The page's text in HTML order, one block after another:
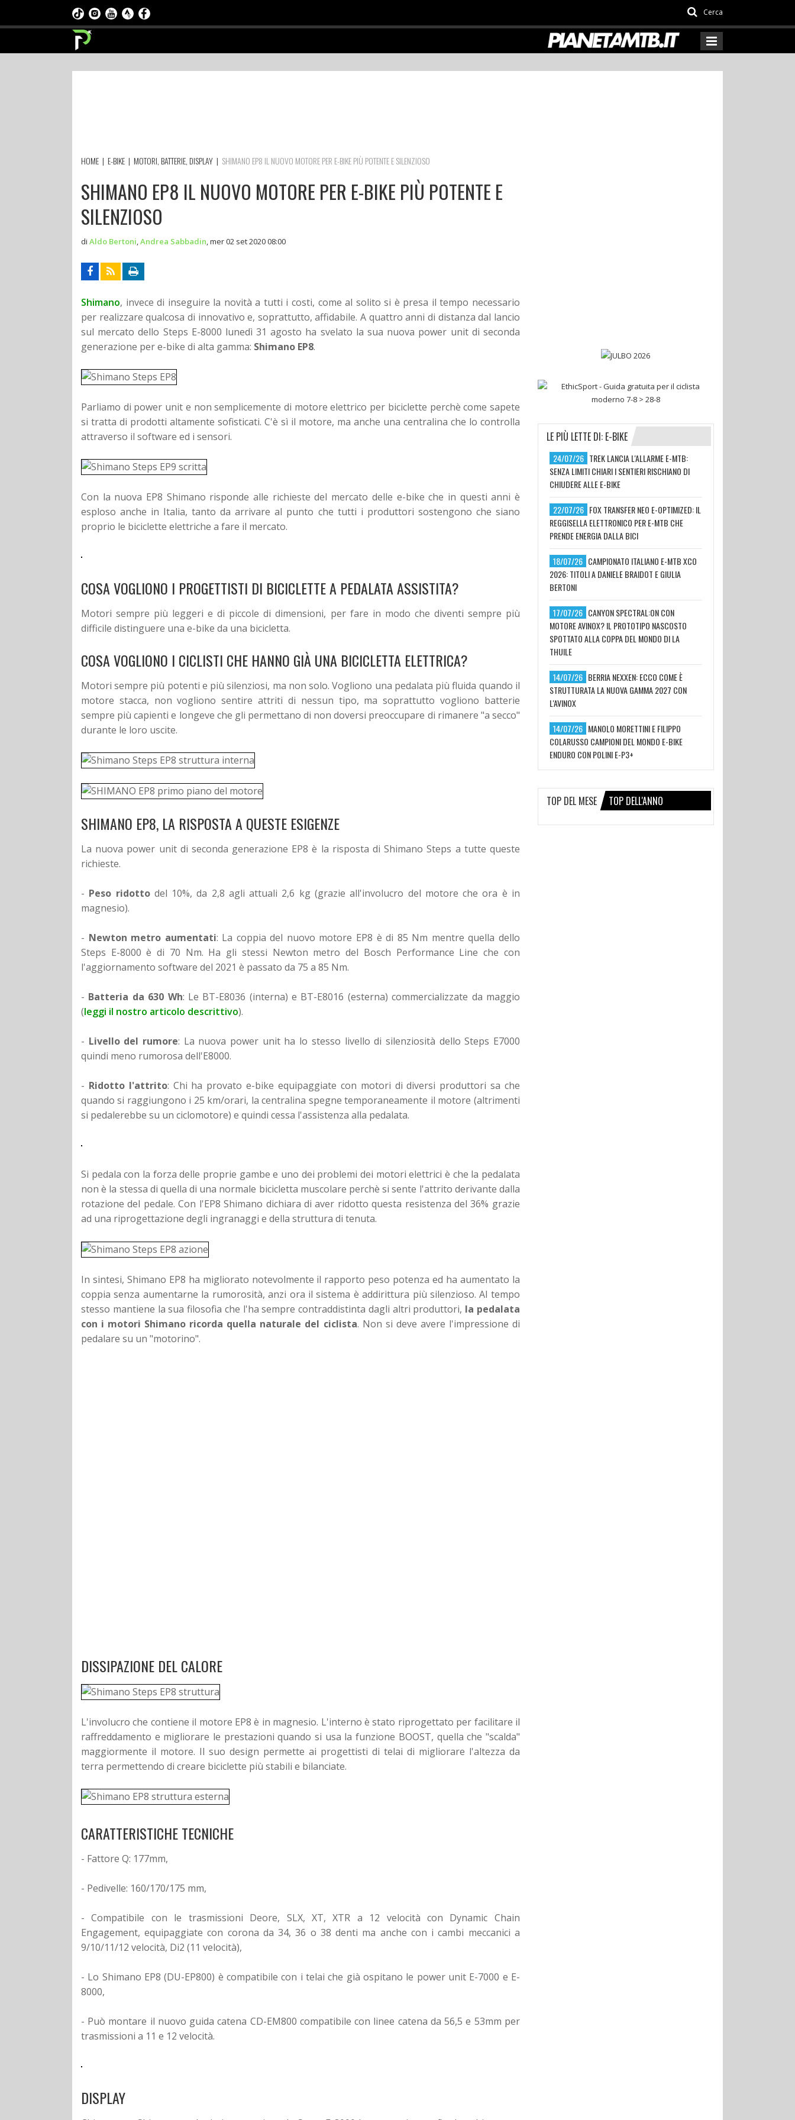
Cerca
HOME | E-BIKE | MOTORI, BATTERIE, DISPLAY | SHIMANO EP8 IL NUOVO MOTORE PER E-BIKE PIÙ POTENTE E SILENZIOSO
SHIMANO EP8 IL NUOVO MOTORE PER E-BIKE PIÙ POTENTE E
SILENZIOSO
di Aldo Bertoni Andrea Sabbadin mer 02 set 2020 08:00
Shimano, invece di inseguire la novità a tutti i costi, come al solito si è presa il tempo necessario
per realizzare qualcosa di innovativo e, soprattutto, affidabile. A quattro anni di distanza dal lancio
sul mercato dello Steps E-8000 lunedì 31 agosto ha svelato la sua nuova power unit di seconda
generazione per e-bike di alta gamma: Shimano EP8.
Parliamo di power unit e non semplicemente di motore elettrico per biciclette perchè come sapete
si tratta di prodotti altamente sofisticati. C'è sì il motore, ma anche una centralina che lo controlla
attraverso il software ed i sensori.
Con la nuova EP8 Shimano risponde alle richieste del mercato delle e-bike che in questi anni è
esploso anche in Italia, tanto da arrivare al punto che tutti i produttori sostengono che siano
proprio le biciclette elettriche a fare il mercato.
COSA VOGLIONO I PROGETTISTI DI BICICLETTE A PEDALATA ASSISTITA?
Motori sempre più leggeri e di piccole di dimensioni, per fare in modo che diventi sempre più
difficile distinguere una e-bike da una bicicletta.
COSA VOGLIONO I CICLISTI CHE HANNO GIÀ UNA BICICLETTA ELETTRICA?
Motori sempre più potenti e più silenziosi, ma non solo. Vogliono una pedalata più fluida quando il
motore stacca, non vogliono sentire attriti di nessun tipo, ma soprattutto vogliono batterie
sempre più capienti e longeve che gli permettano di non doversi preoccupare di rimanere "a secco"
durante le loro uscite.
SHIMANO EP8, LA RISPOSTA A QUESTE ESIGENZE
La nuova power unit di seconda generazione EP8 è la risposta di Shimano Steps a tutte queste
richieste.
- Peso ridottodel 10%, da 2,8 agli attuali 2,6 kg (grazie all'involucro del motore che ora è in
magnesio).
- Newton metro aumentati: La coppia del nuovo motore EP8 è di 85 Nm mentre quella dello
Steps E-8000 è di 70 Nm. Ha gli stessi Newton metro del Bosch Performance Line che con
l'aggiornamento software del 2021 è passato da 75 a 85 Nm.
- Batteria da 630 Wh: Le BT-E8036 (interna) e BT-E8016 (esterna) commercializzate da maggio
(leggi il nostro articolo descrittivo).
- Livello del rumore: La nuova power unit ha lo stesso livello di silenziosità dello Steps E7000
quindi meno rumorosa dell'E8000.
- Ridotto l'attrito: Chi ha provato e-bike equipaggiate con motori di diversi produttori sa che
quando si raggiungono i 25 km/orari, la centralina spegne temporaneamente il motore (altrimenti
si pedalerebbe su un ciclomotore) e quindi cessa l'assistenza alla pedalata.
Si pedala con la forza delle proprie gambe e uno dei problemi dei motori elettrici è che la pedalata
non è la stessa di quella di una normale bicicletta muscolare perchè si sente l'attrito derivante dalla
rotazione del pedale. Con l'EP8 Shimano dichiara di aver ridotto questa resistenza del 36% grazie
ad una riprogettazione degli ingranaggi e della struttura di tenuta.
In sintesi, Shimano EP8 ha migliorato notevolmente il rapporto peso potenza ed ha aumentato la
coppia senza aumentarne la rumorosità, anzi ora il sistema è addirittura più silenzioso. Al tempo
stesso mantiene la sua filosofia che l'ha sempre contraddistinta dagli altri produttori, la pedalata
con i motori Shimano ricorda quella naturale del ciclista. Non si deve avere l'impressione di
pedalare su un "motorino".
DISSIPAZIONE DEL CALORE
L'involucro che contiene il motore EP8 è in magnesio. L'interno è stato riprogettato per facilitare il
raffreddamento e migliorare le prestazioni quando si usa la funzione BOOST, quella che "scalda"
maggiormente il motore. Il suo design permette ai progettisti di telai di migliorare l'altezza da
terra permettendo di creare biciclette più stabili e bilanciate.
CARATTERISTICHE TECNICHE
- Fattore Q: 177mm,
- Pedivelle: 160/170/175 mm,
- Compatibile con le trasmissioni Deore, SLX, XT, XTR a 12 velocità con Dynamic Chain
Engagement, equipaggiate con corona da 34, 36 o 38 denti ma anche con i cambi meccanici a
9/10/11/12 velocità, Di2 (11 velocità),
- Lo Shimano EP8 (DU-EP800) è compatibile con i telai che già ospitano le power unit E-7000 e E-
8000,
- Può montare il nuovo guida catena CD-EM800 compatibile con linee catena da 56,5 e 53mm per
trasmissioni a 11 e 12 velocità.
DISPLAY
LE PIÙ LETTE DI: E-BIKE
24/07/26 TREK LANCIA L'ALLARME E-MTB:
SENZA LIMITI CHIARI I SENTIERI RISCHIANO DI
CHIUDERE ALLE E-BIKE
22/07/26 FOX TRANSFER NEO E-OPTIMIZED: IL
REGGISELLA ELETTRONICO PER E-MTB CHE
PRENDE ENERGIA DALLA BICI
18/07/26 CAMPIONATO ITALIANO E-MTB XCO
2026: TITOLI A DANIELE BRAIDOT E GIULIA
BERTONI
17/07/26 CANYON SPECTRAL:ON CON
MOTORE AVINOX? IL PROTOTIPO NASCOSTO
SPOTTATO ALLA COPPA DEL MONDO DI LA
THUILE
14/07/26 BERRIA NEXXEN: ECCO COME È
STRUTTURATA LA NUOVA GAMMA 2027 CON
L'AVINOX
14/07/26 MANOLO MORETTINI E FILIPPO
COLARUSSO CAMPIONI DEL MONDO E-BIKE
ENDURO CON POLINI E-P3+
TOP DEL MESE TOP DELL'ANNO